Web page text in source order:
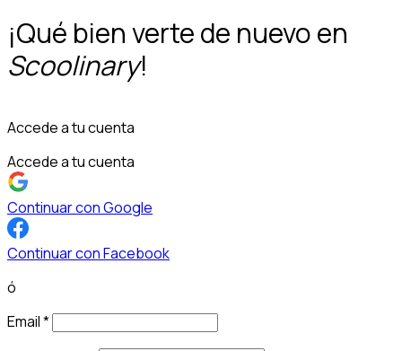
¡Qué bien verte de nuevo en
Scoolinary!
Accede a tu cuenta
Accede a tu cuenta
Continuar con Google
Continuar con Facebook
ó
Email*